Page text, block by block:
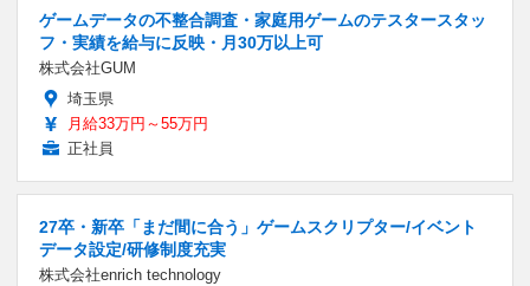
ゲームデータの不整合調査・家庭用ゲームのテスタースタッ
フ・実績を給与に反映・月30万以上可
株式会社GUM
埼玉県
月給33万円～55万円
正社員
27卒・新卒「まだ間に合う」ゲームスクリプター/イベント
データ設定/研修制度充実
株式会社enrich technology